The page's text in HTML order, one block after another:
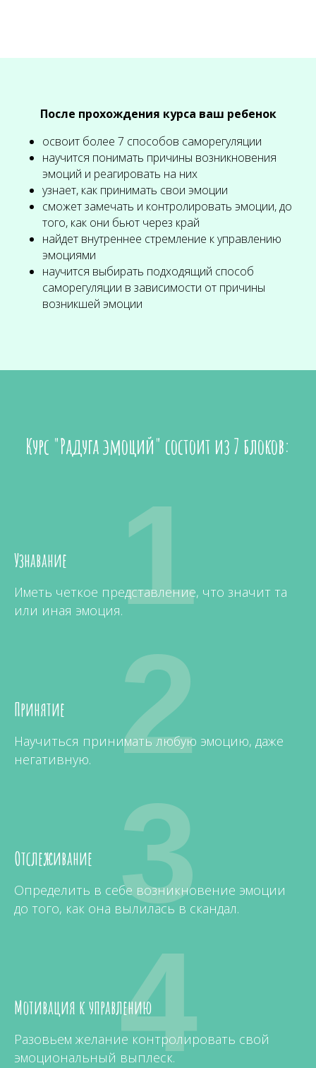
После прохождения курса ваш ребенок
освоит более 7 способов саморегуляции
научится понимать причины возникновения
эмоций и реагировать на них
узнает, как принимать свои эмоции
сможет замечать и контролировать эмоции, до
того, как они бьют через край
найдет внутреннее стремление к управлению
эмоциями
научится выбирать подходящий способ
саморегуляции в зависимости от причины
возникшей эмоции
Курс "Радуга эмоций" состоит из 7 блоков:
Узнавание
Иметь четкое представление, что значит та
или иная эмоция.1
Принятие
Научиться принимать любую эмоцию, даже
негативную.
2
Отслеживание
Определить в себе возникновение эмоции
до того, как она вылилась в скандал.
3
Мотивация к управлению
Разовьем желание контролировать свой
эмоциональный выплеск.
4